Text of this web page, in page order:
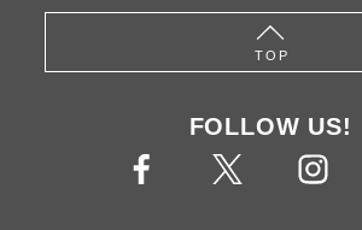
TOP
FOLLOW US!